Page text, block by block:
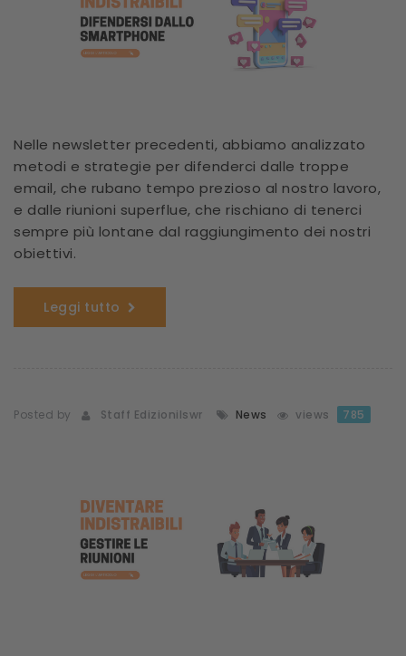
Nelle newsletter precedenti, abbiamo analizzato
metodi e strategie per difenderci dalle troppe
email, che rubano tempo prezioso al nostro lavoro,
e dalle riunioni superflue, che rischiano di tenerci
sempre più lontane dal raggiungimento dei nostri
obiettivi.
Leggi tutto
Posted by Staff Edizionilswr News views 785